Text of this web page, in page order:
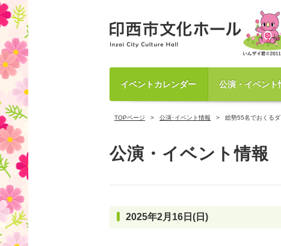
イベントカレンダー 公演・イベント
TOPページ 公演･イベント情報 総勢55名でおくる
公演・イベント情報
2025年2月16日(日)